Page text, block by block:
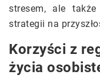
stresem, ale także
strategii na
Korzyści z
życia